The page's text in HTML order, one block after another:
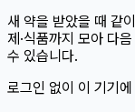
새 약을 받았을 때 같
제·식품까지 모아 다
수 있습니다.
로그인 없이 이 기기